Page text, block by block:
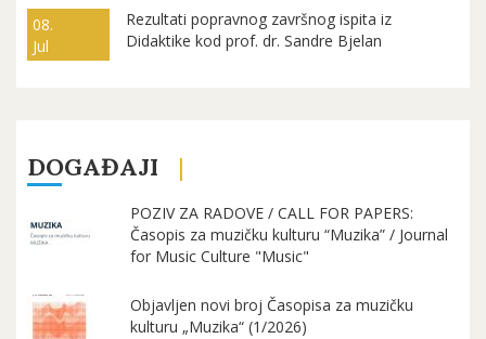
08.
Jul
Rezultati popravnog završnog ispita iz
Didaktike kod prof. dr. Sandre Bjelan
DOGAĐAJI
POZIV ZA RADOVE / CALL FOR PAPERS:
Časopis za muzičku kulturu “Muzika” / Journal
for Music Culture "Music"
Objavljen novi broj Časopisa za muzičku
kulturu „Muzika“ (1/2026)